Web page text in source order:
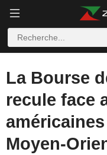
La Bourse
recule face
Moyen-